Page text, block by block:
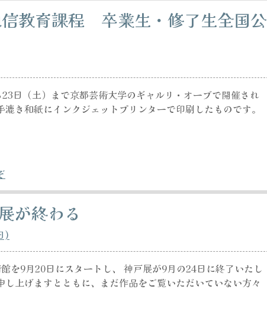
教育課程 卒業生・修了生全国公
日（土）まで京都芸術大学のギャルリ・オーブで開催され
き和紙にインクジェットプリンターで印刷したものです。
が終わる
)
を9月20日にスタートし、 神戸展が9月の24日に終了いたし
上げますとともに、まだ作品をご覧いただいていない方々